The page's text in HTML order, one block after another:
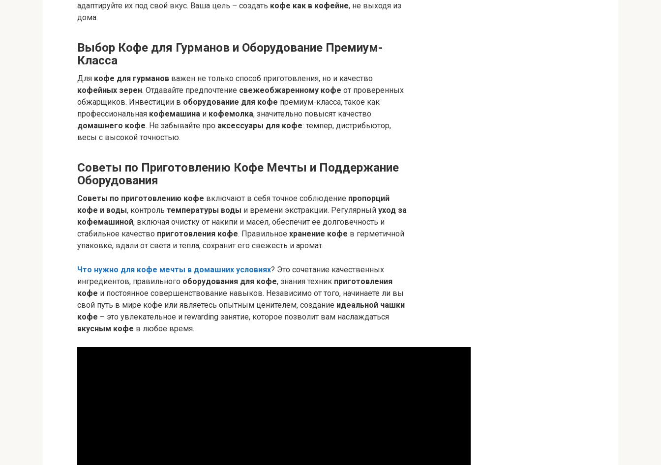
адаптируйте их под свой вкус. Ваша цель – создать кофе как в кофейне, не выходя из
дома.
Выбор Кофе для Гурманов и Оборудование Премиум-
Класса
Для кофе для гурманов важен не только способ приготовления, но и качество
кофейных зерен. Отдавайте предпочтение свежеобжаренному кофе от проверенных
обжарщиков. Инвестиции в оборудование для кофе премиум-класса, такое как
профессиональная кофемашина и кофемолка, значительно повысят качество
домашнего кофе. Не забывайте про аксессуары для кофе: темпер, дистрибьютор,
весы с высокой точностью.
Советы по Приготовлению Кофе Мечты и Поддержание
Оборудования
Советы по приготовлению кофе включают в себя точное соблюдение пропорций
кофе и воды, контроль температуры воды и времени экстракции. Регулярный уход за
кофемашиной, включая очистку от накипи и масел, обеспечит ее долговечность и
стабильное качество приготовления кофе. Правильное хранение кофе в герметичной
упаковке, вдали от света и тепла, сохранит его свежесть и аромат.
Что нужно для кофе мечты в домашних условиях? Это сочетание качественных
ингредиентов, правильного оборудования для кофе, знания техник приготовления
кофе и постоянное совершенствование навыков. Независимо от того, начинаете ли вы
свой путь в мире кофе или являетесь опытным ценителем, создание идеальной чашки
кофе – это увлекательное и rewarding занятие, которое позволит вам наслаждаться
вкусным кофе в любое время.